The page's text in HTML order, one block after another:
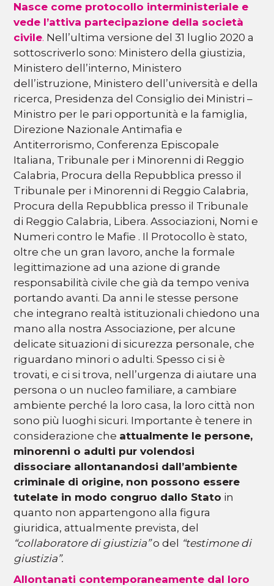
Nasce come protocollo interministeriale e
vede l’attiva partecipazione della società
civile. Nell’ultima versione del 31 luglio 2020 a
sottoscriverlo sono: Ministero della giustizia,
Ministero dell’interno, Ministero
dell’istruzione, Ministero dell’università e della
ricerca, Presidenza del Consiglio dei Ministri –
Ministro per le pari opportunità e la famiglia,
Direzione Nazionale Antimafia e
Antiterrorismo, Conferenza Episcopale
Italiana, Tribunale per i Minorenni di Reggio
Calabria, Procura della Repubblica presso il
Tribunale per i Minorenni di Reggio Calabria,
Procura della Repubblica presso il Tribunale
di Reggio Calabria, Libera. Associazioni, Nomi e
Numeri contro le Mafie . Il Protocollo è stato,
oltre che un gran lavoro, anche la formale
legittimazione ad una azione di grande
responsabilità civile che già da tempo veniva
portando avanti. Da anni le stesse persone
che integrano realtà istituzionali chiedono una
mano alla nostra Associazione, per alcune
delicate situazioni di sicurezza personale, che
riguardano minori o adulti. Spesso ci si è
trovati, e ci si trova, nell’urgenza di aiutare una
persona o un nucleo familiare, a cambiare
ambiente perché la loro casa, la loro città non
sono più luoghi sicuri. Importante è tenere in
considerazione che attualmente le persone,
minorenni o adulti pur volendosi
dissociare allontanandosi dall’ambiente
criminale di origine, non possono essere
tutelate in modo congruo dallo Stato in
quanto non appartengono alla figura
giuridica, attualmente prevista, del
“collaboratore di giustizia”o del
“testimone di
giustizia”.
Allontanati contemporaneamente dal loro